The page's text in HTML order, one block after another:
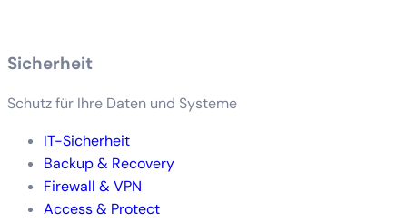
Sicherheit
Schutz für Ihre Daten und Systeme
IT-Sicherheit
Backup & Recovery
Firewall & VPN
Access & Protect